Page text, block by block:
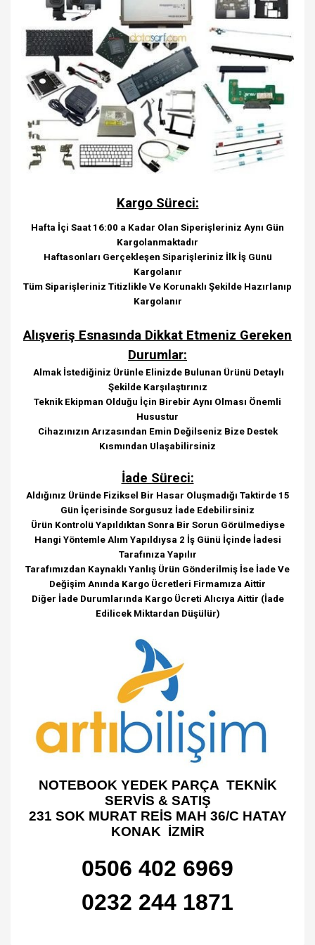
Kargo Süreci:
Hafta İçi Saat 16:00 a Kadar Olan Siperişleriniz Aynı Gün
Kargolanmaktadır
Haftasonları Gerçekleşen Siparişleriniz İlk İş Günü
Kargolanır
Tüm Siparişleriniz Titizlikle Ve Korunaklı Şekilde Hazırlanıp
Kargolanır
Alışveriş Esnasında Dikkat Etmeniz Gereken
Durumlar:
Almak İstediğiniz Ürünle Elinizde Bulunan Ürünü Detaylı
Şekilde Karşılaştırınız
Teknik Ekipman Olduğu İçin Birebir Aynı Olması Önemli
Husustur
Cihazınızın Arızasından Emin Değilseniz Bize Destek
Kısmından Ulaşabilirsiniz
İade Süreci:
Aldığınız Üründe Fiziksel Bir Hasar Oluşmadığı Taktirde 15
Gün İçerisinde Sorgusuz İade Edebilirsiniz
Ürün Kontrolü Yapıldıktan Sonra Bir Sorun Görülmediyse
Hangi Yöntemle Alım Yapıldıysa 2 İş Günü İçinde İadesi
Tarafınıza Yapılır
Tarafımızdan Kaynaklı Yanlış Ürün Gönderilmiş İse İade Ve
Değişim Anında Kargo Ücretleri Firmamıza Aittir
Diğer İade Durumlarında Kargo Ücreti Alıcıya Aittir (İade
Edilicek Miktardan Düşülür)
NOTEBOOK YEDEK PARÇA TEKNİK
SERVİS & SATIŞ
231 SOK MURAT REİS MAH 36/C HATAY
KONAK İZMİR
0506 402 6969
0232 244 1871